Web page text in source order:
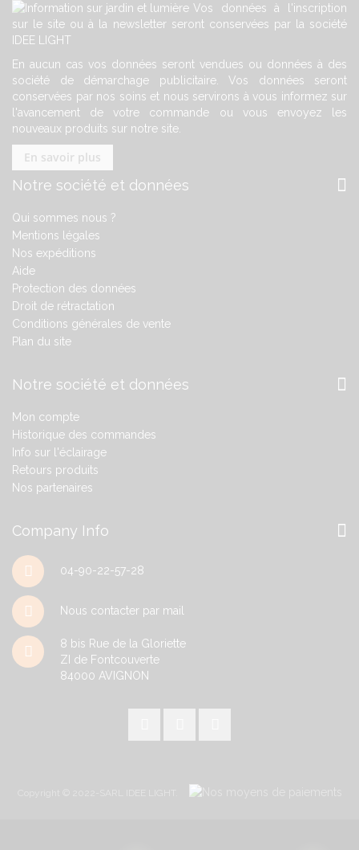
Vos données à l'inscription
sur le site ou à la newsletter seront conservées par la société
IDEE LIGHT
En aucun cas vos données seront vendues ou données à des
société de démarchage publicitaire. Vos données seront
conservées par nos soins et nous servirons à vous informez sur
l'avancement de votre commande ou vous envoyez les
nouveaux produits sur notre site.
En savoir plus
Notre société et données
Qui sommes nous ?
Mentions légales
Nos expéditions
Aide
Protection des données
Droit de rétractation
Conditions générales de vente
Plan du site
Notre société et données
Mon compte
Historique des commandes
Info sur l'éclairage
Retours produits
Nos partenaires
Company Info
04-90-22-57-28
Nous contacter par mail
8 bis Rue de la Gloriette
ZI de Fontcouverte
84000 AVIGNON